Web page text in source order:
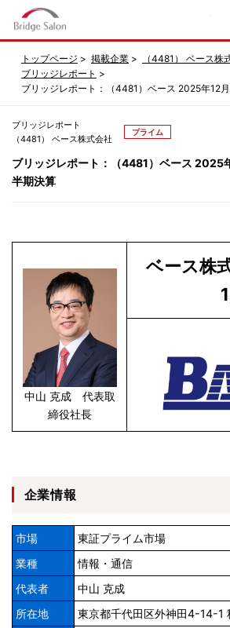
トップページ 掲載企業
（4481） ベース株
ブリッジレポート
ブリッジレポート：（4481）ベース 2025年12
ブリッジレポート
（4481） ベース株式会社
プライム
ブリッジレポート：（4481）ベース 2025
半期決算
中山 克成 代表取
締役社長
ベース株
企業情報
市場
東証プライム市場
業種
情報・通信
代表者
中山 克成
所在地
東京都千代田区外神田4-14-1